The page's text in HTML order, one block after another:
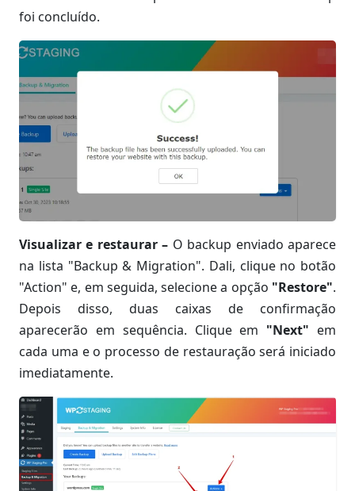
foi concluído.
Visualizar e restaurar – O backup enviado aparece
na lista "Backup & Migration". Dali, clique no botão
"Action" e, em seguida, selecione a opção "Restore".
Depois disso, duas caixas de confirmação
aparecerão em sequência. Clique em "Next" em
cada uma e o processo de restauração será iniciado
imediatamente.